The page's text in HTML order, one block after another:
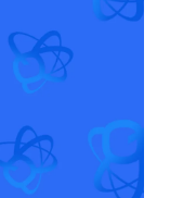
di
cellule e di
squilibrio tra 1
un
allopatica
Le